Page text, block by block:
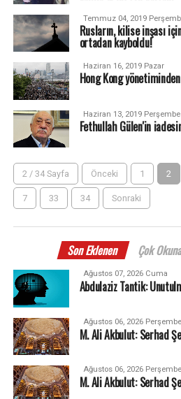
Temmuz 04, 2019
Rusların, kilise inşası
ortadan kayboldu!
Haziran 16, 2019 Pazar
Hong Kong
Haziran 13, 2019 Perşembe
Fethullah Gülen'in
2 / 34 Sayfa Önceki 1 2
7 33 34 Sonraki
Son Eklenen Çok
Ağustos 07, 2026 Cuma
Abdulaziz Tantik:
Ağustos 06, 2026 Perşembe
M. Ali Akbulut: Serhad
Ağustos 06, 2026 Perşembe
M. Ali Akbulut: Serhad